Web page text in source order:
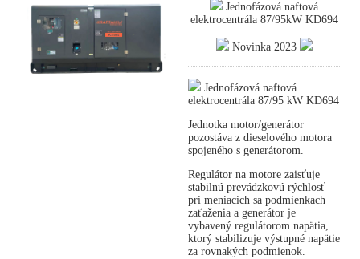
Jednofázová naftová
elektrocentrála 87/95kW KD694
Novinka 2023
Jednofázová naftová
elektrocentrála 87/95 kW KD694
Jednotka motor/generátor
pozostáva z dieselového motora
spojeného s generátorom.
Regulátor na motore zaisťuje
stabilnú prevádzkovú rýchlosť
pri meniacich sa podmienkach
zaťaženia a generátor je
vybavený regulátorom napätia,
ktorý stabilizuje výstupné napätie
za rovnakých podmienok.